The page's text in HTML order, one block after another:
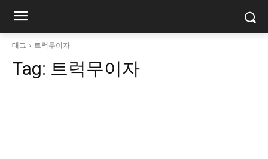
태그 트럭무이자
Tag: 트럭무이자